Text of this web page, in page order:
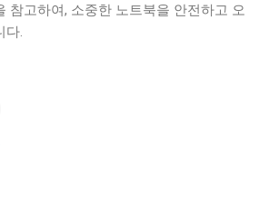
참고하여, 소중한 노트북을 안전하고 오
다.